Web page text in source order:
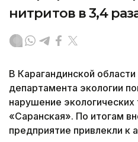
нитритов в 3,4
В Карагандинской
департамента экологии
нарушение
«Саранская». По итогам
предприятие привлекли к